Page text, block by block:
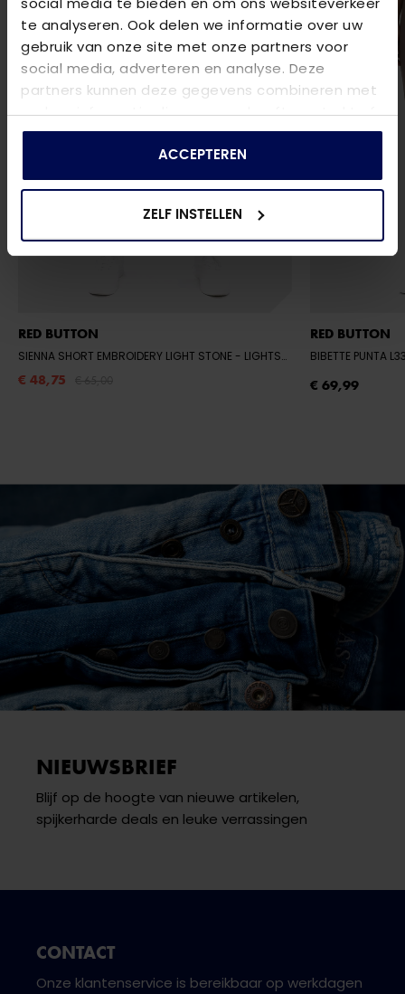
te analyseren. Ook delen we informatie over uw
gebruik van onze site met onze partners voor
social media, adverteren en analyse. Deze
partners kunnen deze gegevens combineren met
andere informatie die u aan ze heeft verstrekt of
die ze hebben verzameld op basis van uw gebruik
ACCEPTEREN
ZELF INSTELLEN
RED BUTTON
SIENNA SHORT EMBROIDERY LIGHT STONE - LIGHTSTONE182
€ 48,75
RED BUTTON
BIBETTE PUNTA
€ 69,99
NIEUWSBRIEF
Blijf op de hoogte van nieuwe artikelen,
spijkerharde deals en leuke verrassingen
CONTACT
Onze klantenservice is bereikbaar op werkdagen